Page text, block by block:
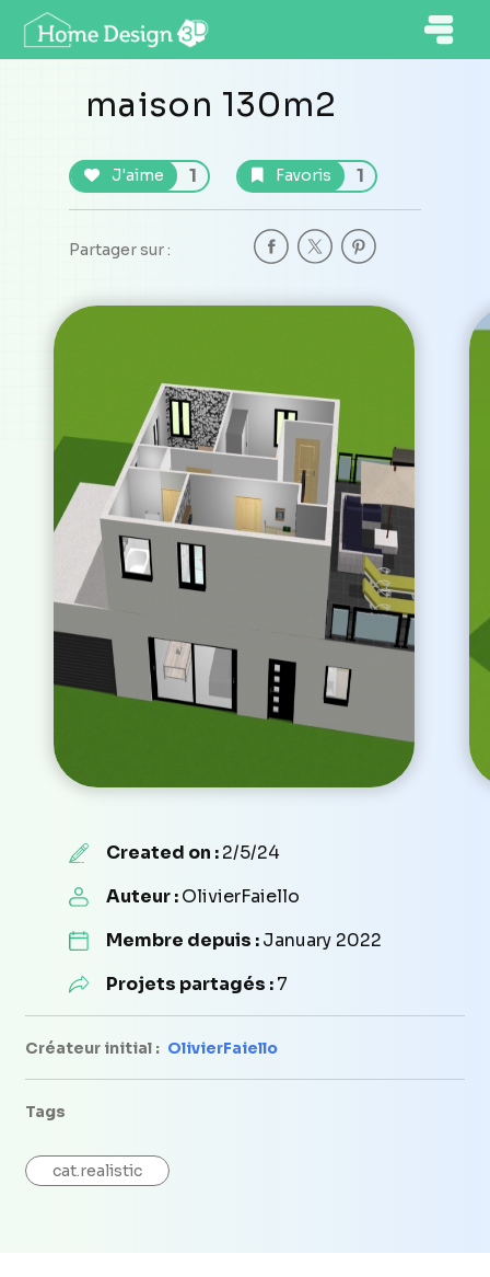
maison 130m2
J'aime 1 Favoris 1
Partager sur :
Created on :2/5/24
Auteur :OlivierFaiello
Membre depuis :January 2022
Projets partagés :7
Créateur initial : OlivierFaiello
Tags
cat.realistic